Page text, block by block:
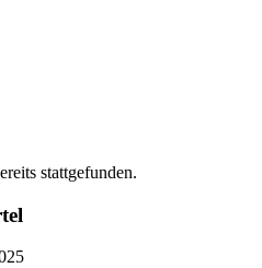
stattgefunden.